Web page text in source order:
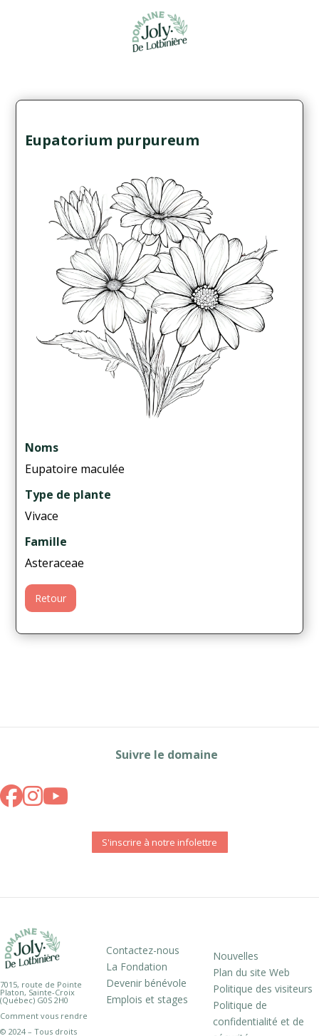
Eupatorium purpureum
Noms
Eupatoire maculée
Type de plante
Vivace
Famille
Asteraceae
Retour
Suivre le domaine
S'inscrire à notre infolettre
7015, route de Pointe
Platon, Sainte-Croix
(Québec) G0S 2H0
Comment vous rendre
© 2024 – Tous droits
Contactez-nous
La Fondation
Devenir bénévole
Emplois et stages
Nouvelles
Plan du site Web
Politique des visiteurs
Politique de
confidentialité et de